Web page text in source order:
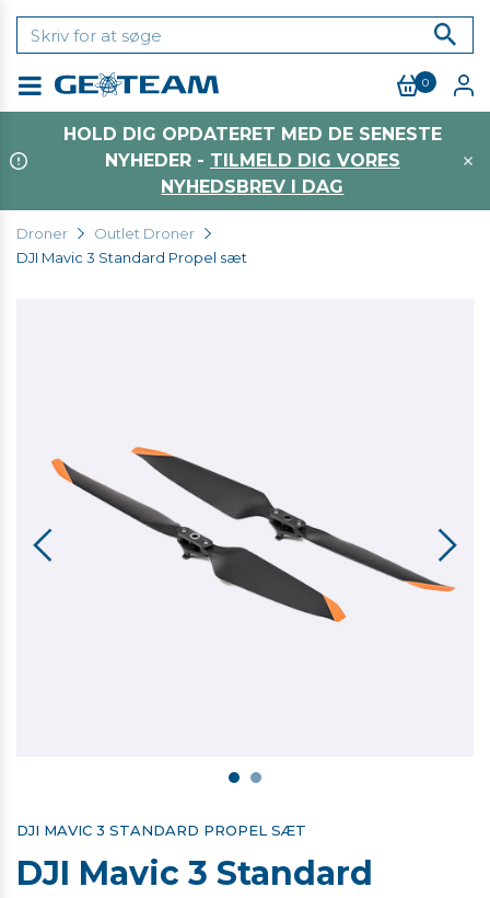
0
HOLD DIG OPDATERET MED DE SENESTE
NYHEDER - TILMELD DIG VORES
NYHEDSBREV I DAG
Droner
Outlet Droner
DJI Mavic 3 Standard Propel sæt
DJI MAVIC 3 STANDARD PROPEL SÆT
DJI Mavic 3 Standard